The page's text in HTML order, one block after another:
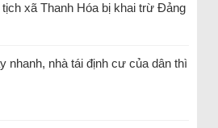
xã Thanh Hóa bị khai trừ Đảng
nhanh, nhà tái định cư của dân thì